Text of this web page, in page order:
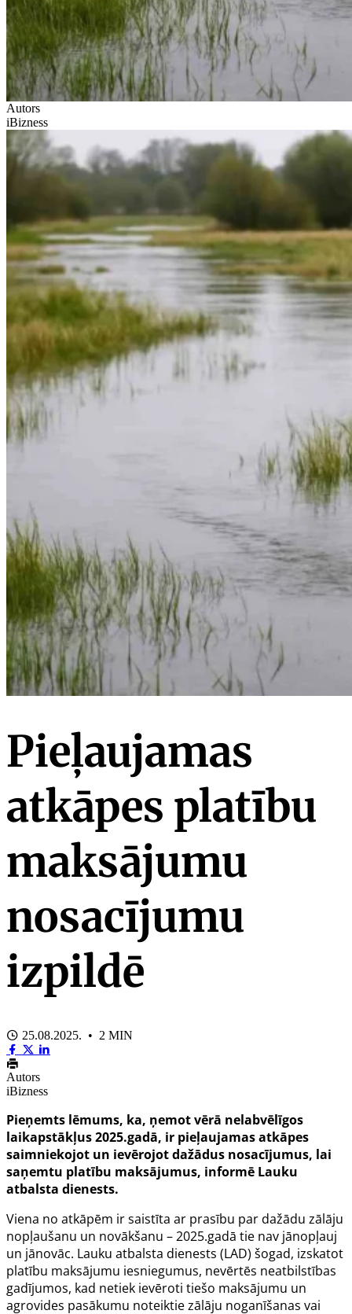
Autors
iBizness
Pieļaujamas
atkāpes platību
maksājumu
nosacījumu
izpildē
25.08.2025. • 2 MIN
Autors
iBizness
Pieņemts lēmums, ka, ņemot vērā nelabvēlīgos
laikapstākļus 2025.gadā, ir pieļaujamas atkāpes
saimniekojot un ievērojot dažādus nosacījumus, lai
saņemtu platību maksājumus, informē Lauku
atbalsta dienests.
Viena no atkāpēm ir saistīta ar prasību par dažādu zālāju
nopļaušanu un novākšanu – 2025.gadā tie nav jānopļauj
un jānovāc. Lauku atbalsta dienests (LAD) šogad, izskatot
platību maksājumu iesniegumus, nevērtēs neatbilstības
gadījumos, kad netiek ievēroti tiešo maksājumu un
agrovides pasākumu noteiktie zālāju noganīšanas vai